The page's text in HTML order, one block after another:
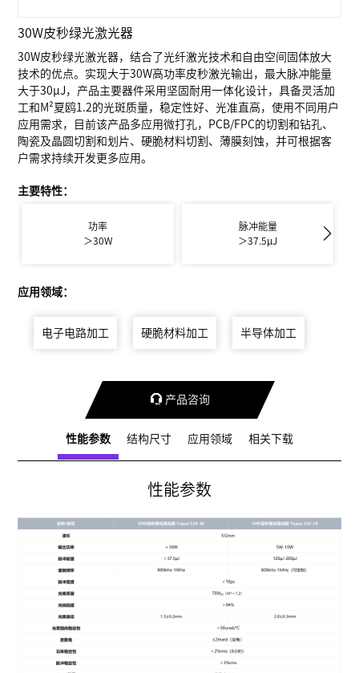
30W皮秒绿光激光器
30W皮秒绿光激光器，结合了光纤激光技术和自由空间固体放大
技术的优点。实现大于30W高功率皮秒激光输出，最大脉冲能量
大于30μJ，产品主要器件采用坚固耐用一体化设计，具备灵活加
工和M²夏鸥1.2的光斑质量，稳定性好、光准直高，使用不同用户
应用需求，目前该产品多应用微打孔，PCB/FPC的切割和钻孔、
陶瓷及晶圆切割和划片、硬脆材料切割、薄膜刻蚀，并可根据客
户需求持续开发更多应用。
主要特性：
功率
＞30W
脉冲能量
＞37.5μJ
应用领域：
电子电路加工 硬脆材料加工 半导体加工
 产品咨询
性能参数 结构尺寸 应用领域 相关下载
性能参数